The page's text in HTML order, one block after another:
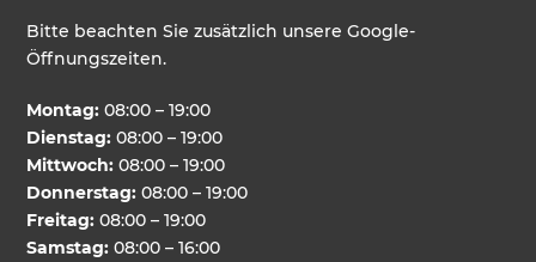
Bitte beachten Sie zusätzlich unsere Google-
Öffnungszeiten.
Montag: 08:00 – 19:00
Dienstag: 08:00 – 19:00
Mittwoch: 08:00 – 19:00
Donnerstag: 08:00 – 19:00
Freitag: 08:00 – 19:00
Samstag: 08:00 – 16:00